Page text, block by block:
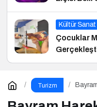
Kültür Sanat
Çocuklar
Turizm